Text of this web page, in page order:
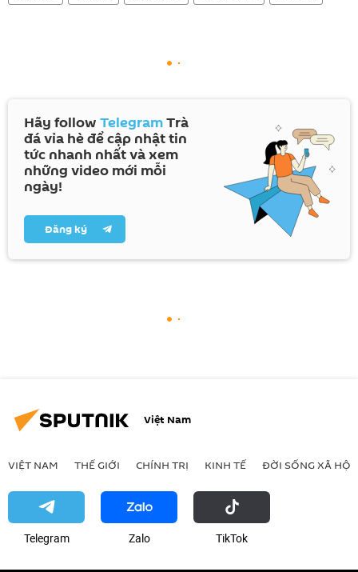
Hãy follow TelegramTrà
đá vỉa hè để cập nhật tin
tức nhanh nhất và xem
những video mới mỗi
ngày!
Đăng ký
Việt Nam
VIỆT NAM THẾ GIỚI CHÍNH TRỊ KINH TẾ ĐỜI SỐNG XÃ HỘI
Telegram Zalo ТikТоk